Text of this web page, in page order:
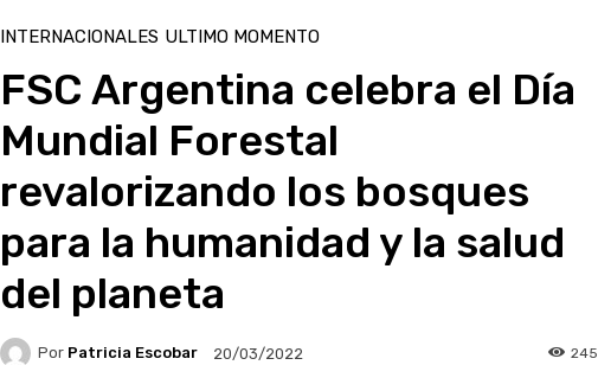
INTERNACIONALES ULTIMO MOMENTO
FSC Argentina celebra el Día
Mundial Forestal
revalorizando los bosques
para la humanidad y la salud
del planeta
Por Patricia Escobar 20/03/2022 245